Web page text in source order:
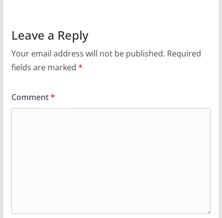
Leave a Reply
Your email address will not be published. Required
fields are marked *
Comment*